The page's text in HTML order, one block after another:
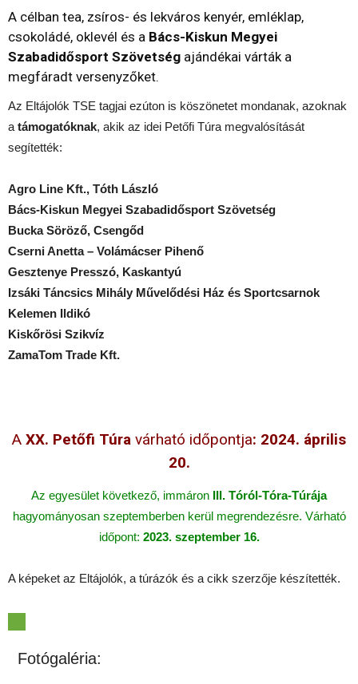
A célban tea, zsíros- és lekváros kenyér, emléklap,
csokoládé, oklevél és a Bács-Kiskun Megyei
Szabadidősport Szövetség ajándékai várták a
megfáradt versenyzőket.
Az Eltájolók TSE tagjai ezúton is köszönetet mondanak, azoknak
atámogatóknak, akik az idei Petőfi Túra megvalósítását
segítették:
Agro Line Kft., Tóth László
Bács-Kiskun Megyei Szabadidősport Szövetség
Bucka Söröző, Csengőd
Cserni Anetta – Volámácser Pihenő
Gesztenye Presszó, Kaskantyú
Izsáki Táncsics Mihály Művelődési Ház és Sportcsarnok
Kelemen Ildikó
Kiskőrösi Szikvíz
ZamaTom Trade Kft.
A XX. Petőfi Túra várható időpontja: 2024. április
20.
Az egyesület következő, immáron
III. Tóról-Tóra-Túrája
hagyományosan szeptemberben kerül megrendezésre. Várható
időpont: 2023. szeptember 16.
A képeket az Eltájolók, a túrázók és a cikk szerzője készítették.
Fotógaléria: